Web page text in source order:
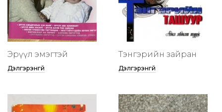
Эрүүл эмэгтэй
Дэлгэрэнгүй
Тэнгэрийн зайран
Дэлгэрэнгүй